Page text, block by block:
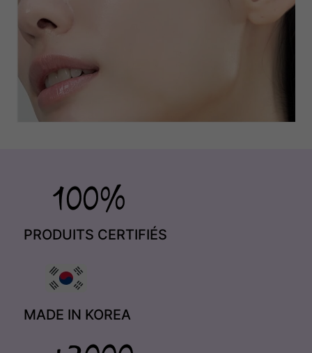
PRODUITS CERTIFIÉS
MADE IN KOREA